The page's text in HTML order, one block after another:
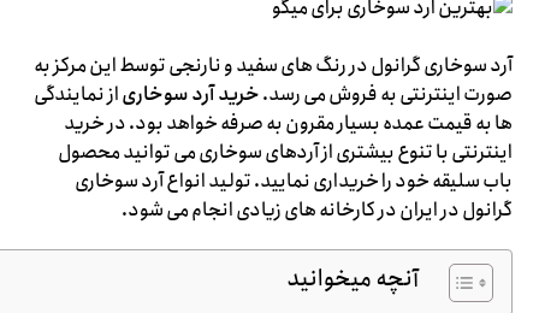
آرد سوخاری گرانول در رنگ های سفید و نارنجی توسط این مرکز به
صورت اینترنتی به فروش می رسد.خرید آرد سوخاریاز نمایندگی
ها به قیمت عمده بسیار مقرون به صرفه خواهد بود. در خرید
اینترنتی با تنوع بیشتری از آردهای سوخاری می توانید محصول
باب سلیقه خود را خریداری نمایید. تولید انواع آرد سوخاری
گرانول در ایران در کارخانه های زیادی انجام می شود.
آنچه میخوانید